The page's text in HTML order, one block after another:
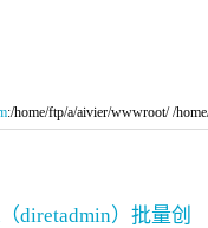
:/home/ftp/a/aivier/wwwroot/ /
diretadmin）批量创